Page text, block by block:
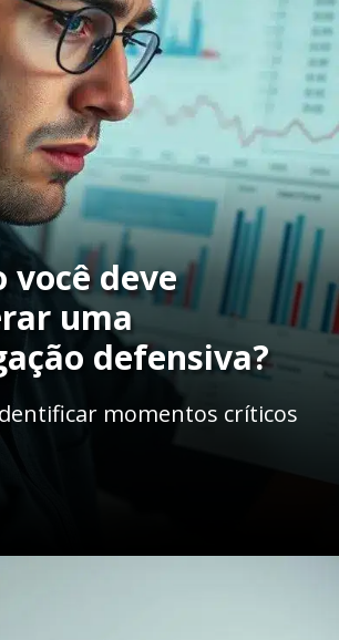
você deve
uma
defensiva?
momentos críticos